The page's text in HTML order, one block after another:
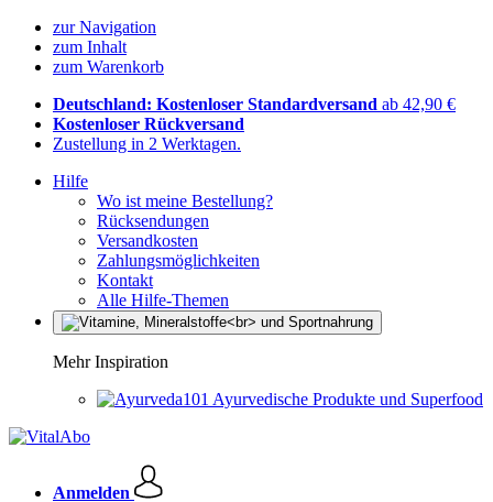
zur Navigation
zum Inhalt
zum Warenkorb
Deutschland: Kostenloser Standardversand ab 42,90 €
Kostenloser Rückversand
Zustellung in 2 Werktagen.
Hilfe
Wo ist meine Bestellung?
Rücksendungen
Versandkosten
Zahlungsmöglichkeiten
Kontakt
Alle Hilfe-Themen
Mehr Inspiration
Ayurvedische Produkte und Superfood
Anmelden